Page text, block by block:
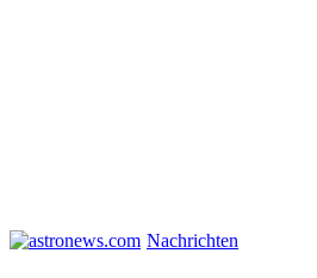
Nachrichten